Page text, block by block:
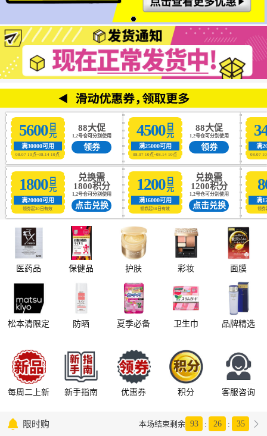
5600日元
满30000可用
08.07 10点~08.14 10点
88大促
1,2号仓可分别使用
领券
4500日元
满25000可用
08.07 10点~08.14 10点
88大促
1,2号仓可分别使用
领券 满
08.07
1800日元
满20000可用
领券起30日有效
兑换需
1800积分
1,2号仓可分别使用
点击兑换
1200日元
满16000可用
领券起30日有效
兑换需
1200积分
1,2号仓可分别使用
点击兑换
满
领券
医药品 保健品 护肤 彩妆 面膜
松本清限定 防晒 夏季必备 卫生巾 品牌精选
每周二上新 新手指南 优惠券 积分 客服咨询
 限时购 本场结束剩余 93 : 26 : 34 